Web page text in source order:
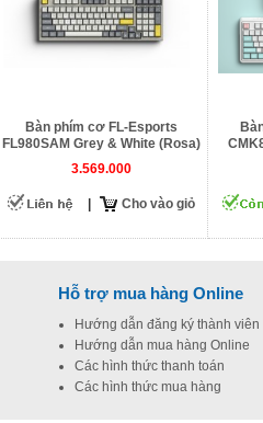
Bàn phím cơ FL-Esports
FL980SAM Grey & White (Rosa)
3.569.000
Cho vào giỏ
Hỗ trợ mua hàng Online
Hướng dẫn đăng ký thành viên
Hướng dẫn mua hàng Online
Các hình thức thanh toán
Các hình thức mua hàng